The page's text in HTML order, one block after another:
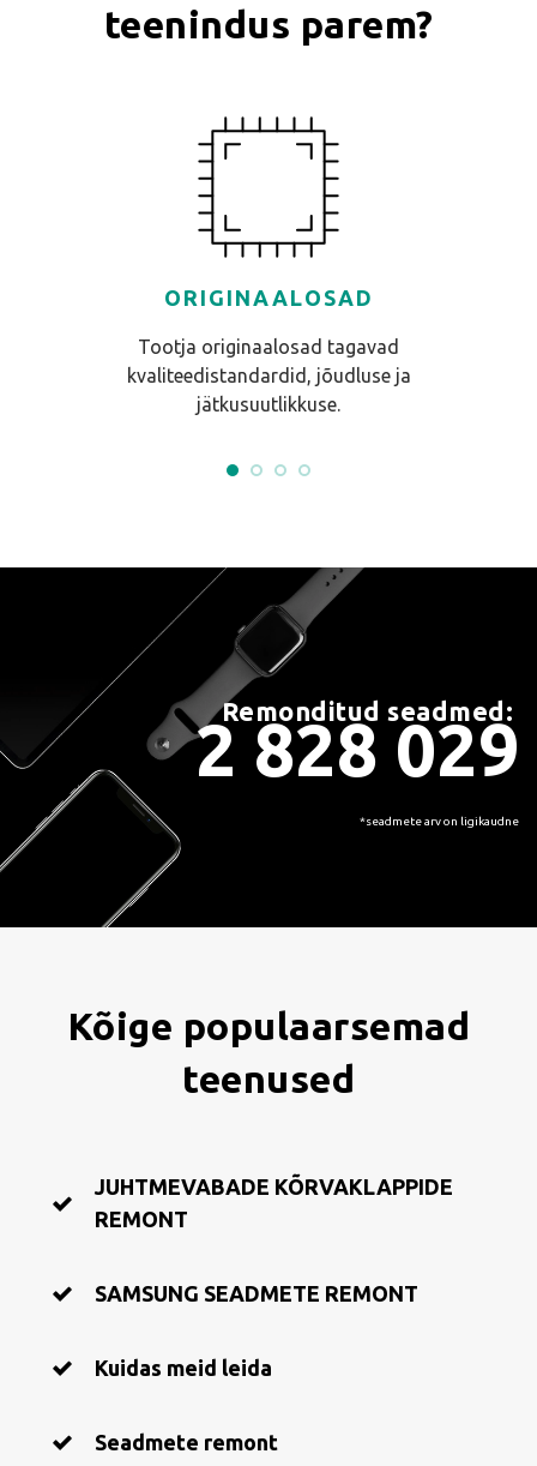
teenindus parem?
ORIGINAALOSAD
Tootja originaalosad tagavad
kvaliteedistandardid, jõudluse ja
jätkusuutlikkuse.
Remonditud seadmed:
2 828 029
*seadmete arv on ligikaudne
Kõige populaarsemad
teenused
JUHTMEVABADE KÕRVAKLAPPIDE
REMONT
SAMSUNG SEADMETE REMONT
Kuidas meid leida
Seadmete remont